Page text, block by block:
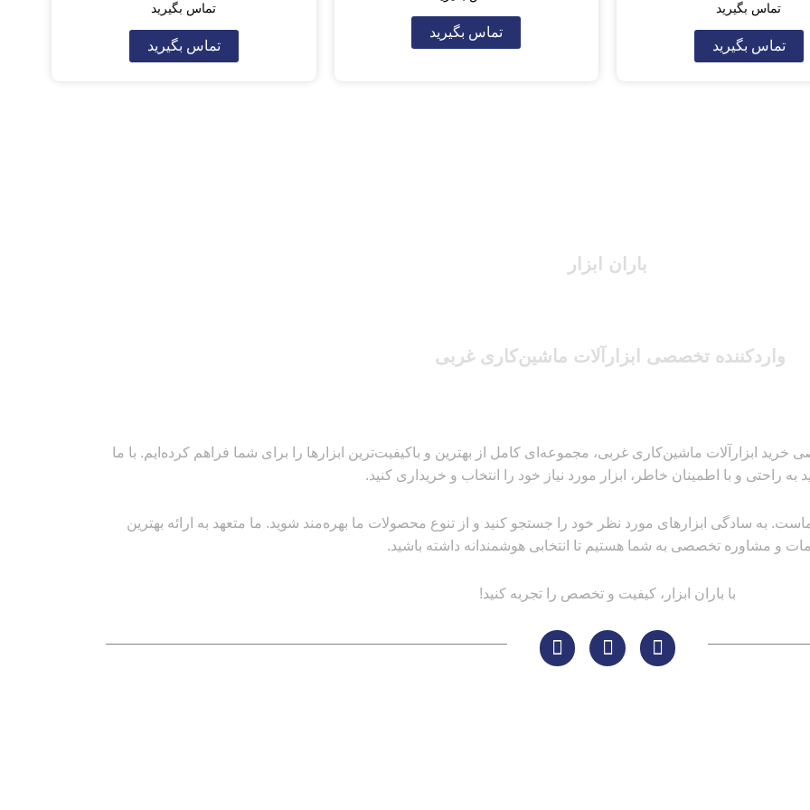
تماس بگیرید
تماس بگیرید
تماس بگیرید
تماس بگیرید
تماس بگیرید
باران ابزار
واردکننده تخصصی ابزارآلات ماشین‌کاری غربی
ابزارآلات ماشین‌کاری غربی، مجموعه‌ای کامل از بهترین و باکیفیت‌ترین ابزارها را برای شما فراهم کرده‌ایم. با ما
به راحتی و با اطمینان خاطر، ابزار مورد نیاز خود را انتخاب و خریداری کنید.
به سادگی ابزارهای مورد نظر خود را جستجو کنید و از تنوع محصولات ما بهره‌مند شوید. ما متعهد به ارائه بهترین
و مشاوره تخصصی به شما هستیم تا انتخابی هوشمندانه داشته باشید.
با باران ابزار، کیفیت و تخصص را تجربه کنید!